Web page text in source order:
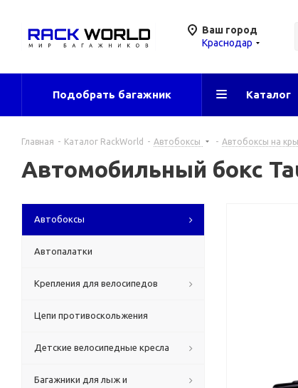
Ваш город
Краснодар
Подобрать багажник Каталог
Главная - Каталог RackWorld - Автобоксы - Автобоксы на
Автомобильный бокс
Автобоксы
Автопалатки
Крепления для велосипедов
Цепи противоскольжения
Детские велосипедные кресла
Багажники для лыж и